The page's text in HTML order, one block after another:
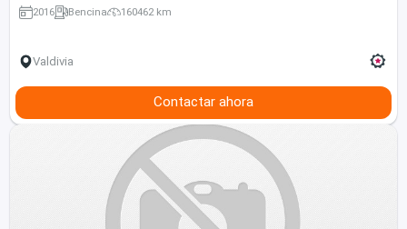
2016 Bencina 160462 km
Valdivia
Contactar ahora